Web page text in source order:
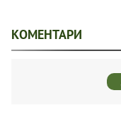
КОМЕНТАРИ